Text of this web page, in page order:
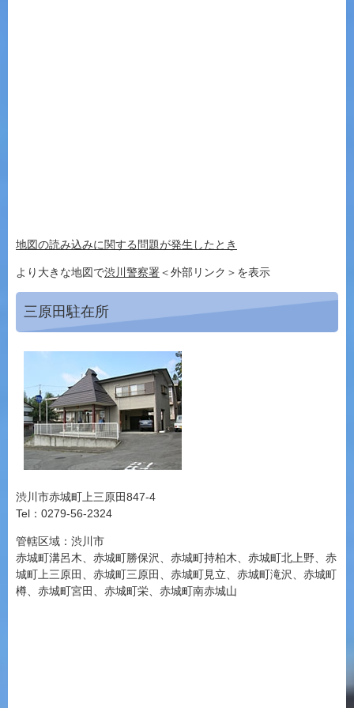
地図の読み込みに関する問題が発生したとき
より大きな地図で渋川警察署＜外部リンク＞ を表示
三原田駐在所
渋川市赤城町上三原田847-4
Tel：0279-56-2324
管轄区域：渋川市
赤城町溝呂木、赤城町勝保沢、赤城町持柏木、赤城町北上野、赤
城町上三原田、赤城町三原田、赤城町見立、赤城町滝沢、赤城町
樽、赤城町宮田、赤城町栄、赤城町南赤城山